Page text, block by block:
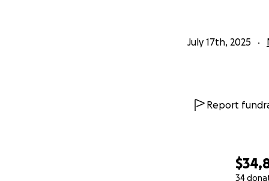
34
July 17th, 2025
Report